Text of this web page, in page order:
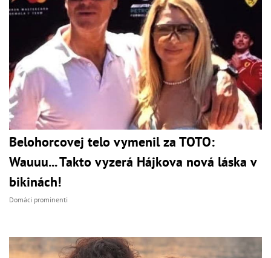
Belohorcovej telo vymenil za TOTO:
Wauuu... Takto vyzerá Hájkova nová láska v
bikinách!
Domáci prominenti